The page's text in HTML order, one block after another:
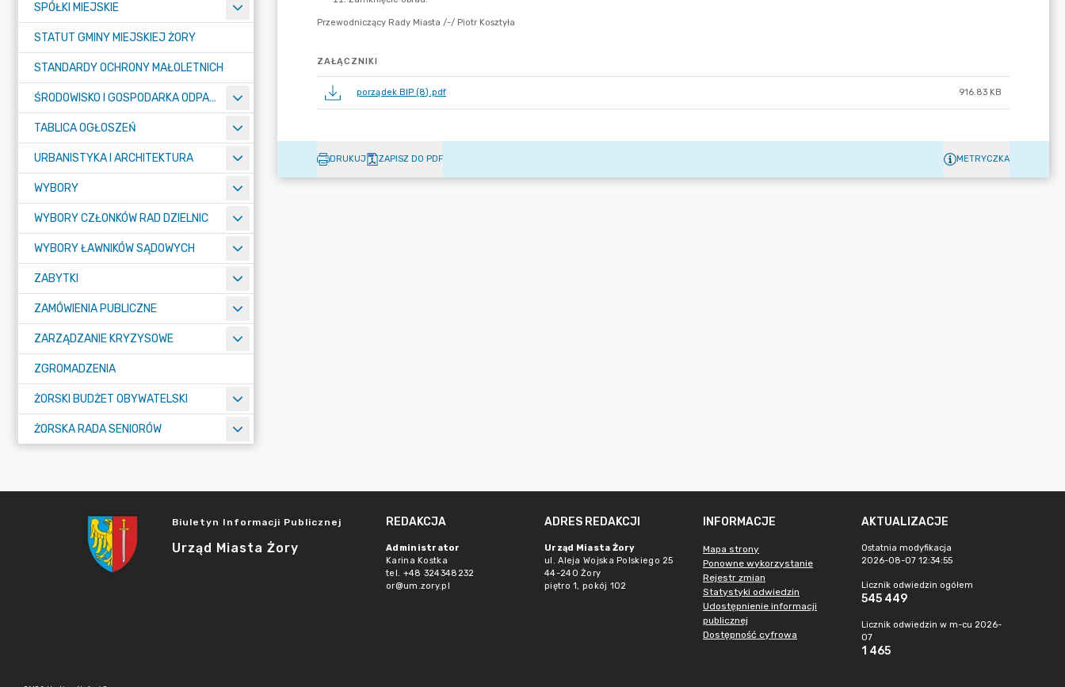
SPÓŁKI MIEJSKIE
STATUT GMINY MIEJSKIEJ ŻORY
STANDARDY OCHRONY MAŁOLETNICH
ŚRODOWISKO I GOSPODARKA ODPADAMI
TABLICA OGŁOSZEŃ
URBANISTYKA I ARCHITEKTURA
WYBORY
WYBORY CZŁONKÓW RAD DZIELNIC
WYBORY ŁAWNIKÓW SĄDOWYCH
ZABYTKI
ZAMÓWIENIA PUBLICZNE
ZARZĄDZANIE KRYZYSOWE
ZGROMADZENIA
ŻORSKI BUDŻET OBYWATELSKI
ŻORSKA RADA SENIORÓW
ZAŁĄCZNIKI
porządek BIP (8).pdf 916.83 KB
DRUKUJ ZAPISZ DO PDF METRYCZKA
Biuletyn Informacji Publicznej
Urząd Miasta Żory
REDAKCJA
Administrator
Karina Kostka
tel. +48 324348232
or@um.zory.pl
ADRES REDAKCJI
Urząd Miasta Żory
ul. Aleja Wojska Polskiego 25
44-240 Żory
piętro 1, pokój 102
INFORMACJE
Mapa strony
Ponowne wykorzystanie
Rejestr zmian
Statystyki odwiedzin
Udostępnienie informacji
publicznej
Dostępność cyfrowa
AKTUALIZACJE
Ostatnia modyfikacja
2026-08-07 12:34:55
Licznik odwiedzin ogółem
545 449
Licznik odwiedzin w m-cu 2026-
07
1 465